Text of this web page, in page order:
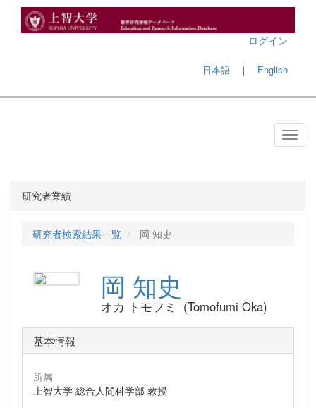
ログイン
日本語 ｜ English
研究者業績
研究者検索結果一覧 岡 知史
岡 知史
オカ トモフミ (Tomofumi Oka)
基本情報
所属
上智大学 総合人間科学部 教授